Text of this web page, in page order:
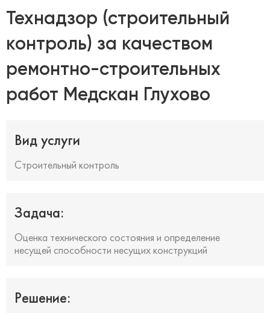
Технадзор (строительный
контроль) за качеством
ремонтно-строительных
работ Медскан Глухово
Вид услуги
Строительный контроль
Задача:
Оценка технического состояния и определение
несущей способности несущих конструкций
Решение: